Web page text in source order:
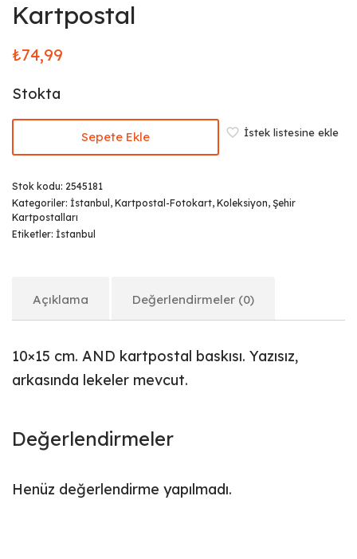
Kartpostal
₺74,99
Stokta
Sepete Ekle İstek listesine ekle
Stok kodu: 2545181
Kategoriler: İstanbul , Kartpostal-Fotokart, Koleksiyon, Şehir
Kartpostalları
Etiketler: İstanbul
Açıklama Değerlendirmeler (0)
10×15 cm. AND kartpostal baskısı. Yazısız,
arkasında lekeler mevcut.
Değerlendirmeler
Henüz değerlendirme yapılmadı.